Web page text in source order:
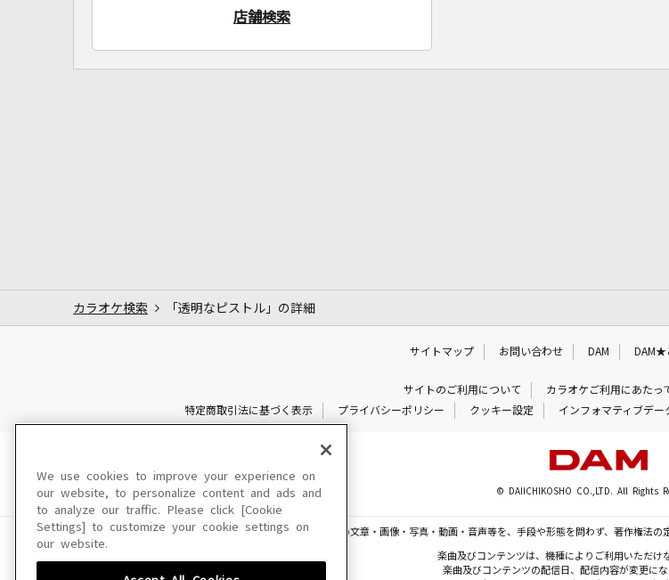
店舗検索
カラオケ検索 「透明なピストル」の詳細
サイトマップ お問い合わせ DAM DAM★
サイトのご利用について カラオケご利用にあたっ
特定商取引法に基づく表示
プライバシーポリシー クッキー設定 インフォマティブデー
© DAIICHIKOSHO CO.,LTD. All Rights
このサイトに掲載されている一切の文章・画像・写真・動画・音声等を、手段や形態を問わず、著作権法
楽曲及びコンテンツは、機種によりご利用いただけ
楽曲及びコンテンツの配信日、配信内容が変更にな
We use cookies to improve your experience on
our website, to personalize content and ads and
to analyze our traffic. Please click [Cookie
Settings] to customize your cookie settings on
our website.